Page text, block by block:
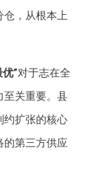
仓，从根本上
”对于志在全
至关重要。县
约扩张的核心
的第三方供应